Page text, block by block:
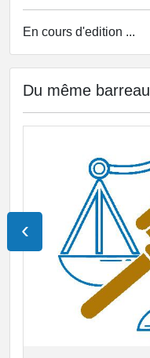
En cours d'edition ...
Du même barreau
‹